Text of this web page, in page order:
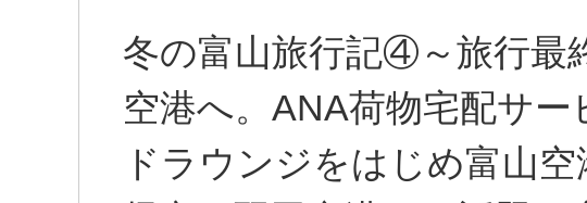
冬の富山旅行記④～旅行最
空港へ。ANA荷物宅配サ
ドラウンジをはじめ富山